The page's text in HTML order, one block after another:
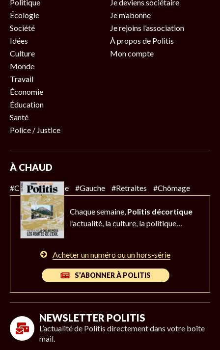
Politique
Écologie
Société
Idées
Culture
Monde
Travail
Économie
Éducation
Santé
Police / Justice
Je deviens sociétaire
Je m’abonne
Je rejoins l’association
À propos de Politis
Mon compte
À CHAUD
#Climat #Police #Gauche #Retraites #Chômage
Chaque semaine, Politis décortique
l’actualité, la culture, la politique…
Acheter un numéro ou un hors-série
S’ABONNER À POLITIS
NEWSLETTER POLITIS
L’actualité de Politis directement dans votre boîte
mail.